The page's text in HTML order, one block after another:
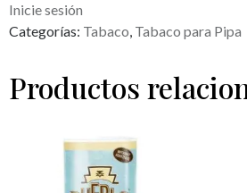
Inicie sesión
Categorías: Tabaco, Tabaco para Pipa
Productos